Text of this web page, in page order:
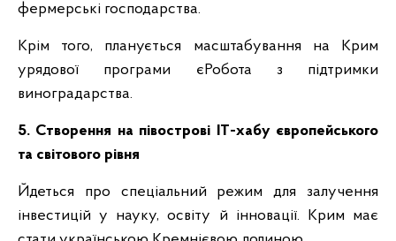
фермерські господарства.
Крім того, планується масштабування на Крим
урядової програми єРобота з підтримки
виноградарства.
5. Створення на півострові ІТ-хабу європейського
та світового рівня
Йдеться про спеціальний режим для залучення
інвестицій у науку, освіту й інновації. Крим має